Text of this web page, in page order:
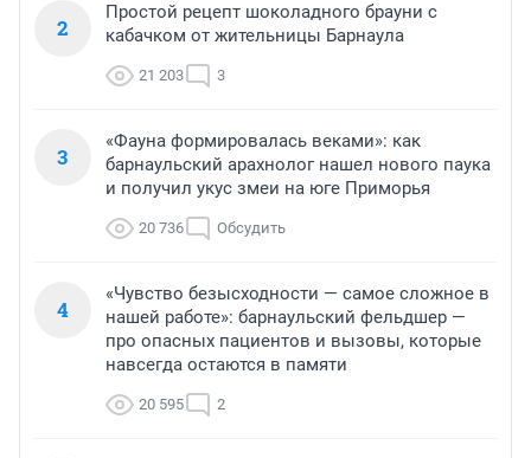
2
Простой рецепт шоколадного брауни с
кабачком от жительницы Барнаула
21 203 3
3
«Фауна формировалась веками»: как
барнаульский арахнолог нашел нового паука
и получил укус змеи на юге Приморья
20 736 Обсудить
4
«Чувство безысходности — самое сложное в
нашей работе»: барнаульский фельдшер —
про опасных пациентов и вызовы, которые
навсегда остаются в памяти
20 595 2